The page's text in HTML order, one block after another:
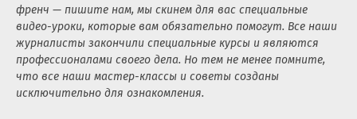
френч — пишите нам, мы скинем для вас специальные
видео-уроки, которые вам обязательно помогут. Все наши
журналисты закончили специальные курсы и являются
профессионалами своего дела. Но тем не менее помните,
что все наши мастер-классы и советы созданы
исключительно для ознакомления.